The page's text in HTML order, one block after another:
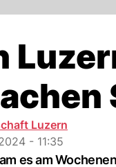
Luzern
- 11:35
es am